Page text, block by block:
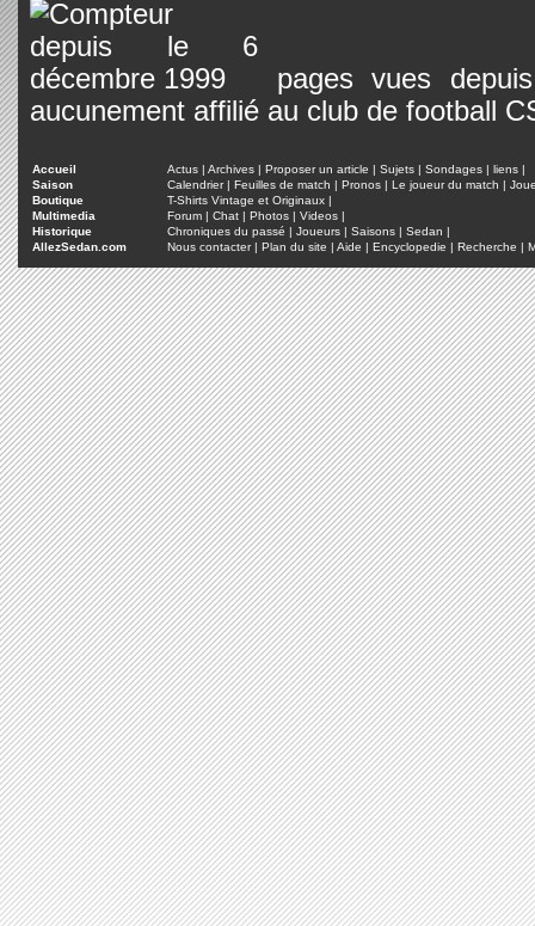
pages vues
aucunement affilié au club de football
Accueil Actus | Archives | Proposer un article | Sujets | Sondages | liens |
Saison
Calendrier| Feuilles de match | Pronos | Le joueur du match |
Boutique
T-Shirts Vintage et Originaux |
Multimedia
Forum | Chat | Photos | Videos |
Historique
Chroniques du passé | Joueurs | Saisons | Sedan |
AllezSedan.com
Nous contacter| Plan du site | Aide | Encyclopedie | Recherche |